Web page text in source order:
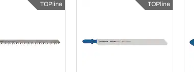
TOPline TOPline